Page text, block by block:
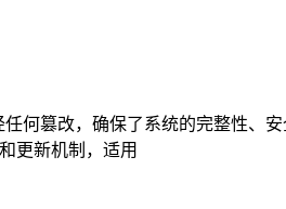
何篡改，确保了系统的完整性、
更新机制，适用